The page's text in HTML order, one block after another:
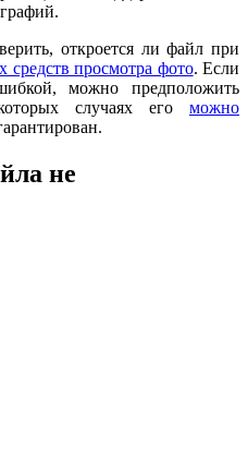
откроется ли файл при
средств просмотра фото. Если
можно предположить
случаях его можно
не